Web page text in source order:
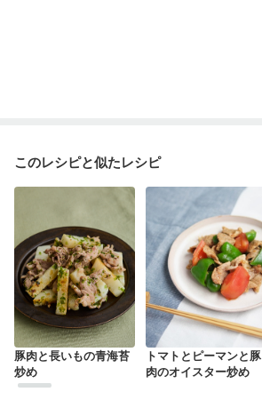
このレシピと似たレシピ
豚肉と長いもの青海苔
炒め
トマトとピーマンと豚
肉のオイスター炒め